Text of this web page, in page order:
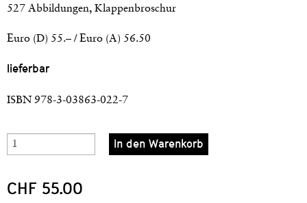
527 Abbildungen, Klappenbroschur
Euro (D) 55.– / Euro (A) 56.50
lieferbar
ISBN 978-3-03863-022-7
In den Warenkorb
CHF 55.00